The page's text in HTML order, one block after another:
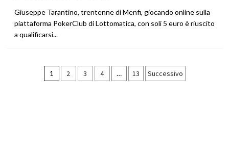
Giuseppe Tarantino, trentenne di Menfi, giocando online sulla
piattaforma PokerClub di Lottomatica, con soli 5 euro è riuscito
a qualificarsi...
Paginazione
1 2 3 4 … 13 Successivo